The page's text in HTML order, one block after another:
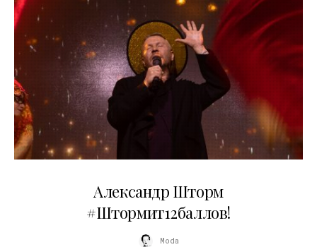
Александр Шторм
#Штормит12баллов!
Moda